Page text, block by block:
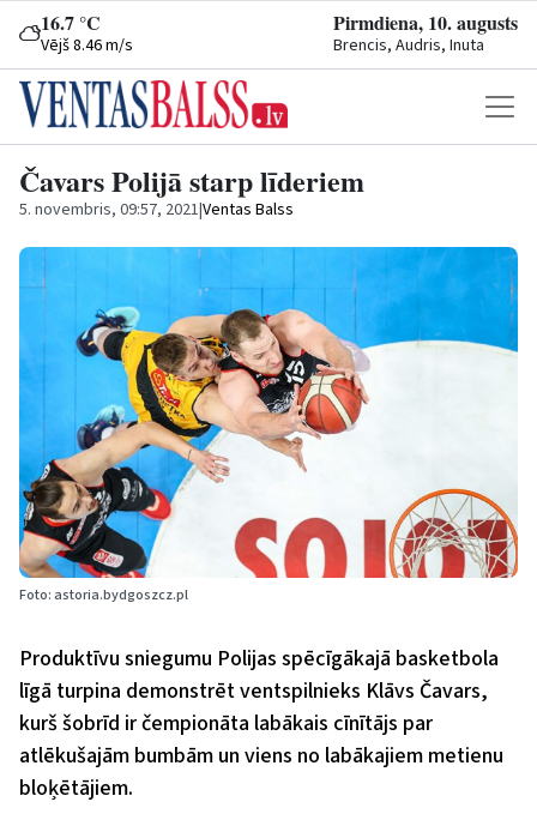
16.7 °C
Vējš 8.46 m/s
Pirmdiena, 10. augusts
Brencis, Audris, Inuta
Čavars Polijā starp līderiem
5. novembris, 09:57, 2021|Ventas Balss
Foto: astoria.bydgoszcz.pl
Produktīvu sniegumu Polijas spēcīgākajā basketbola
līgā turpina demonstrēt ventspilnieks Klāvs Čavars,
kurš šobrīd ir čempionāta labākais cīnītājs par
atlēkušajām bumbām un viens no labākajiem metienu
bloķētājiem.